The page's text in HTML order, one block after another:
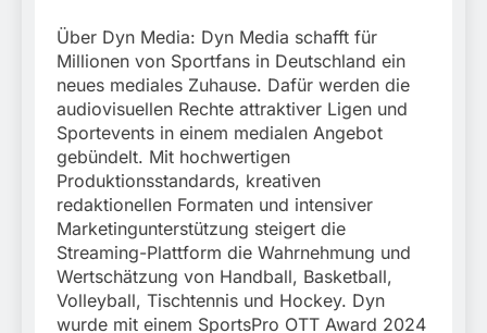
Über Dyn Media: Dyn Media schafft für
Millionen von Sportfans in Deutschland ein
neues mediales Zuhause. Dafür werden die
audiovisuellen Rechte attraktiver Ligen und
Sportevents in einem medialen Angebot
gebündelt. Mit hochwertigen
Produktionsstandards, kreativen
redaktionellen Formaten und intensiver
Marketingunterstützung steigert die
Streaming-Plattform die Wahrnehmung und
Wertschätzung von Handball, Basketball,
Volleyball, Tischtennis und Hockey. Dyn
wurde mit einem SportsPro OTT Award 2024